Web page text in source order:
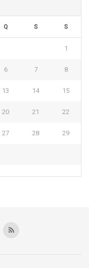
Q S S
1
6 7 8
13 14 15
20 21 22
27 28 29